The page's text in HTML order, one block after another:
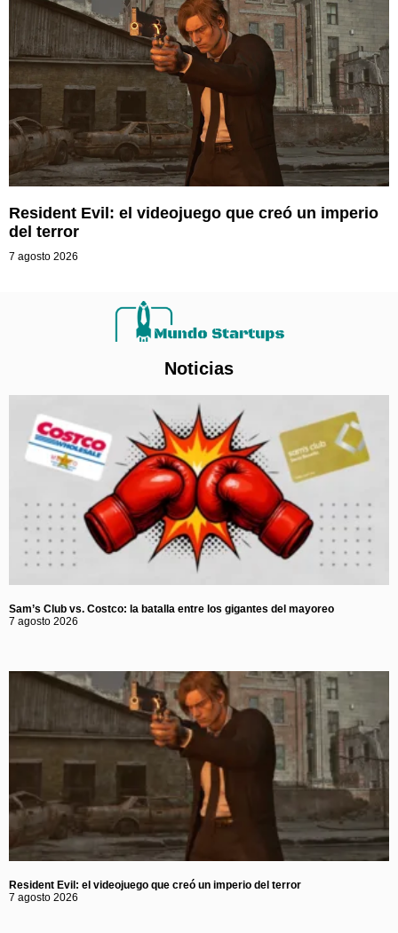
Resident Evil: el videojuego que creó un imperio
del terror
7 agosto 2026
Noticias
Sam’s Club vs. Costco: la batalla entre los gigantes del mayoreo
7 agosto 2026
Resident Evil: el videojuego que creó un imperio del terror
7 agosto 2026